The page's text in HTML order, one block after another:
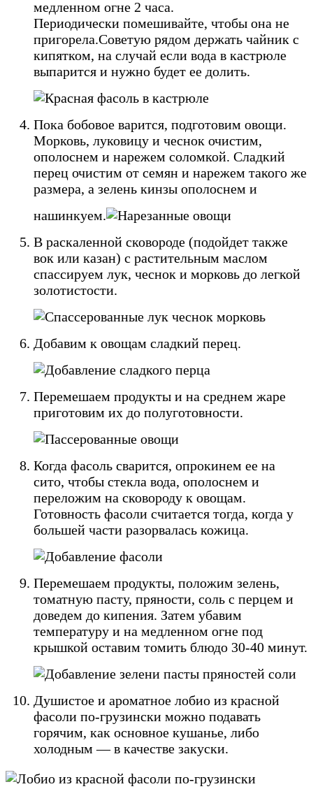
медленном огне 2 часа.
Периодически помешивайте, чтобы она не
пригорела.Советую рядом держать чайник с
кипятком, на случай если вода в кастрюле
выпарится и нужно будет ее долить.
Пока бобовое варится, подготовим овощи.
Морковь, луковицу и чеснок очистим,
ополоснем и нарежем соломкой. Сладкий
перец очистим от семян и нарежем такого же
размера, а зелень кинзы ополоснем и
нашинкуем.
В раскаленной сковороде (подойдет также
вок или казан) с растительным маслом
спассируем лук, чеснок и морковь до легкой
золотистости.
Добавим к овощам сладкий перец.
Перемешаем продукты и на среднем жаре
приготовим их до полуготовности.
Когда фасоль сварится, опрокинем ее на
сито, чтобы стекла вода, ополоснем и
переложим на сковороду к овощам.
Готовность фасоли считается тогда, когда у
большей части разорвалась кожица.
Перемешаем продукты, положим зелень,
томатную пасту, пряности, соль с перцем и
доведем до кипения. Затем убавим
температуру и на медленном огне под
крышкой оставим томить блюдо 30-40 минут.
Душистое и ароматное лобио из красной
фасоли по-грузински можно подавать
горячим, как основное кушанье, либо
холодным — в качестве закуски.